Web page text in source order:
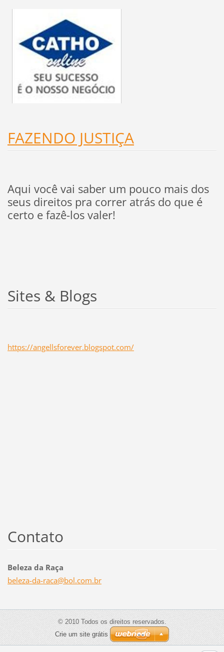
FAZENDO JUSTIÇA
Aqui você vai saber um pouco mais dos
seus direitos pra correr atrás do que é
certo e fazê-los valer!
Sites & Blogs
https://angellsforever.blogspot.com/
Contato
Beleza da Raça
beleza-da-raca@bol.com.br
© 2010 Todos os direitos reservados.
Crie um site grátis